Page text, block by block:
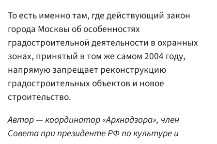
То есть именно там, где действующий закон
города Москвы об особенностях
градостроительной деятельности в охранных
зонах, принятый в том же самом 2004 году,
напрямую запрещает реконструкцию
градостроительных объектов и новое
строительство.
Автор — координатор «Архнадзора», член
Совета при президенте РФ по культуре и